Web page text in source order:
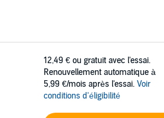
12,49 € ou gratuit avec l'essai.
Renouvellement automatique à
5,99 €/mois après l'essai. Voir
conditions d'éligibilité